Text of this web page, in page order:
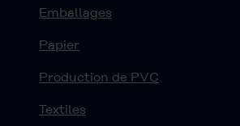
Emballages
Papier
Production de PVC
Textiles